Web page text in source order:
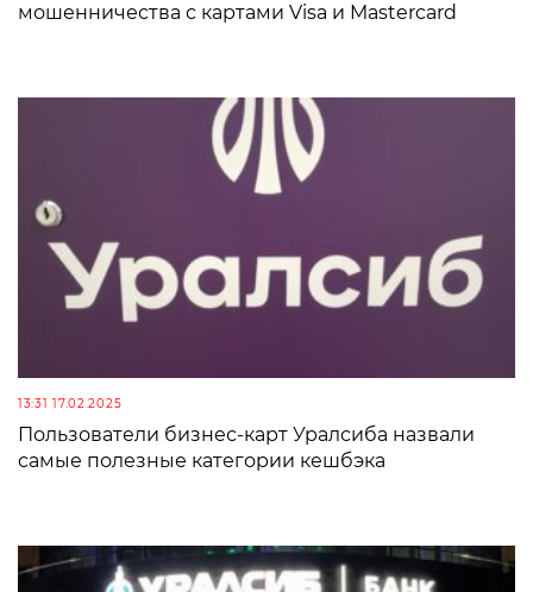
мошенничества с картами Visa и Mastercard
13:31 17.02.2025
Пользователи бизнес-карт Уралсиба назвали
самые полезные категории кешбэка